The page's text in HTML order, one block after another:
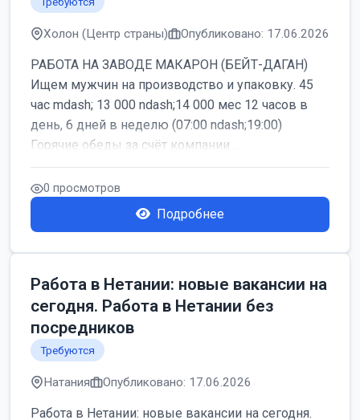
Холон (Центр страны) Опубликовано: 17.06.2026
РАБОТА НА ЗАВОДЕ МАКАРОН (БЕЙТ-ДАГАН)
Ищем мужчин на производство и упаковку. 45
час mdash; 13 000 ndash;14 000 мес 12 часов в
день, 6 дней в неделю (07:00 ndash;19:00)
Горячие обеды за счёт компании ...
0 просмотров
Подробнее
Работа в Нетании: новые вакансии на
сегодня. Работа в Нетании без
посредников
Требуются
Натания Опубликовано: 17.06.2026
Работа в Нетании: новые вакансии на сегодня.